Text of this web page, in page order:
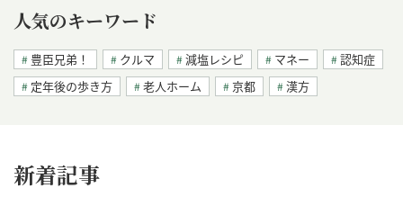
人気のキーワード
豊臣兄弟！ クルマ 減塩レシピ マネー
認知症
定年後の歩き方
老人ホーム 京都 漢方
新着記事